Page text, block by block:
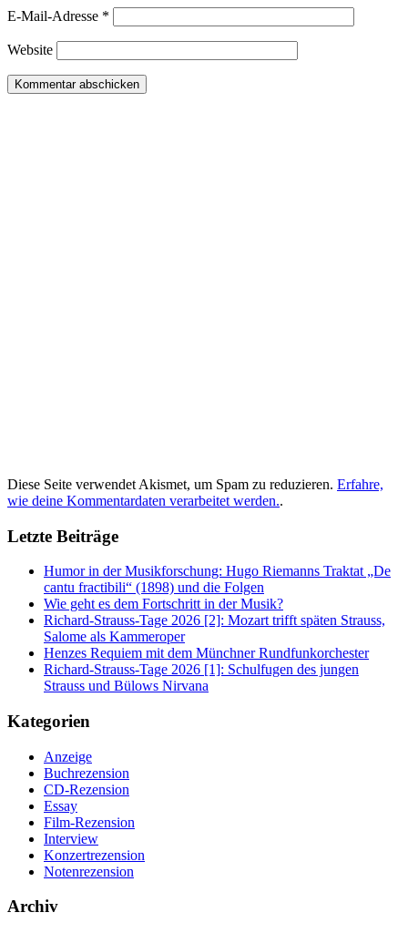
E-Mail-Adresse *
Website
Diese Seite verwendet Akismet, um Spam zu reduzieren. Erfahre,
wie deine Kommentardaten verarbeitet werden..
Letzte Beiträge
Humor in der Musikforschung: Hugo Riemanns Traktat „De
cantu fractibili“ (1898) und die Folgen
Wie geht es dem Fortschritt in der Musik?
Richard-Strauss-Tage 2026 [2]: Mozart trifft späten Strauss,
Salome als Kammeroper
Henzes Requiem mit dem Münchner Rundfunkorchester
Richard-Strauss-Tage 2026 [1]: Schulfugen des jungen
Strauss und Bülows Nirvana
Kategorien
Anzeige
Buchrezension
CD-Rezension
Essay
Film-Rezension
Interview
Konzertrezension
Notenrezension
Archiv